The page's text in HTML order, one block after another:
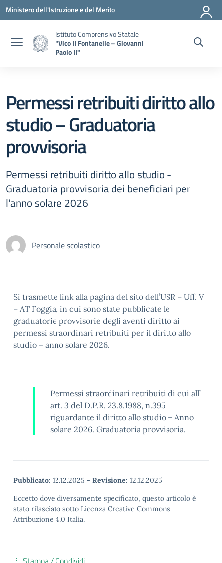
Vai ai contenuti
Vai al menu di navigazione
Vai al footer
Ministero dell'Istruzione e del Merito
Istituto Comprensivo Statale
"Vico II Fontanelle – Giovanni
Paolo II"
Permessi retribuiti diritto allo
studio – Graduatoria
provvisoria
Permessi retribuiti diritto allo studio -
Graduatoria provvisoria dei beneficiari per
l'anno solare 2026
Personale scolastico
Si trasmette link alla pagina del sito dell’USR – Uff. V
– AT Foggia, in cui sono state pubblicate le
graduatorie provvisorie degli aventi diritto ai
permessi straordinari retribuiti per il diritto allo
studio – anno solare 2026.
Permessi straordinari retribuiti di cui all’
art. 3 del D.P.R. 23.8.1988, n.395
riguardante il diritto allo studio – Anno
solare 2026. Graduatoria provvisoria.
Pubblicato: 12.12.2025 - Revisione: 12.12.2025
Eccetto dove diversamente specificato, questo articolo è
stato rilasciato sotto Licenza Creative Commons
Attribuzione 4.0 Italia.
Stampa / Condividi